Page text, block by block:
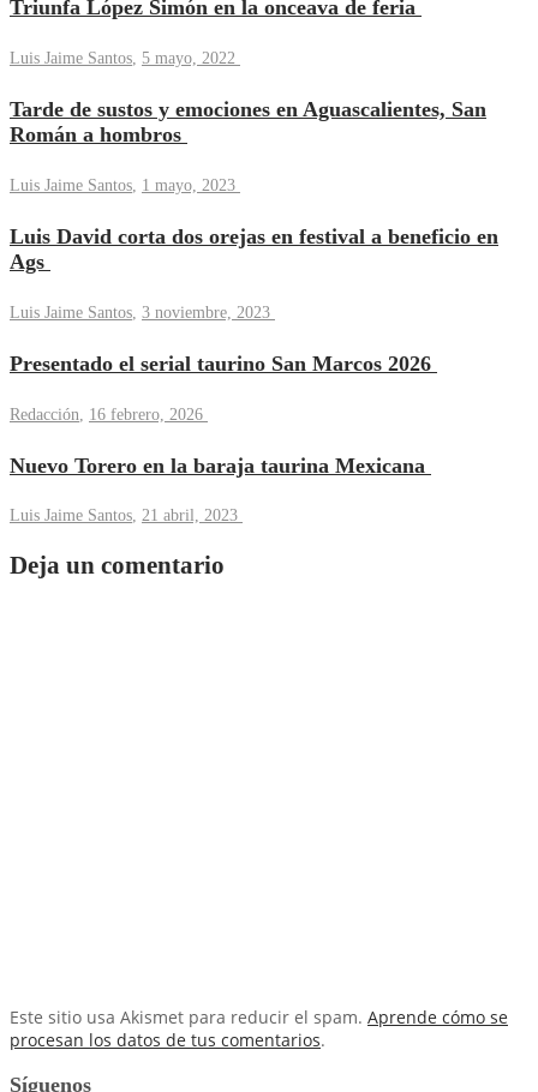
Triunfa López Simón en la onceava de feria
Luis Jaime Santos 5 mayo, 2022
Tarde de sustos y emociones en Aguascalientes, San
Román a hombros
Luis Jaime Santos 1 mayo, 2023
Luis David corta dos orejas en festival a beneficio en
Ags
Luis Jaime Santos 3 noviembre, 2023
Presentado el serial taurino San Marcos 2026
Redacción 16 febrero, 2026
Nuevo Torero en la baraja taurina Mexicana
Luis Jaime Santos, 21 abril, 2023
Deja un comentario
Este sitio usa Akismet para reducir el spam. Aprende cómo se
procesan los datos de tus comentarios.
Síguenos